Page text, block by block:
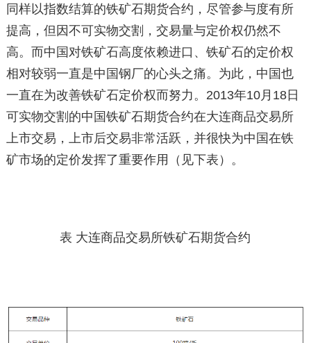
同样以指数结算的铁矿石期货合约，尽管参与度有所
提高，但因不可实物交割，交易量与定价权仍然不
高。而中国对铁矿石高度依赖进口、铁矿石的定价权
相对较弱一直是中国钢厂的心头之痛。为此，中国也
一直在为改善铁矿石定价权而努力。2013年10月18日
可实物交割的中国铁矿石期货合约在大连商品交易所
上市交易，上市后交易非常活跃，并很快为中国在铁
矿市场的定价发挥了重要作用（见下表）。
表 大连商品交易所铁矿石期货合约